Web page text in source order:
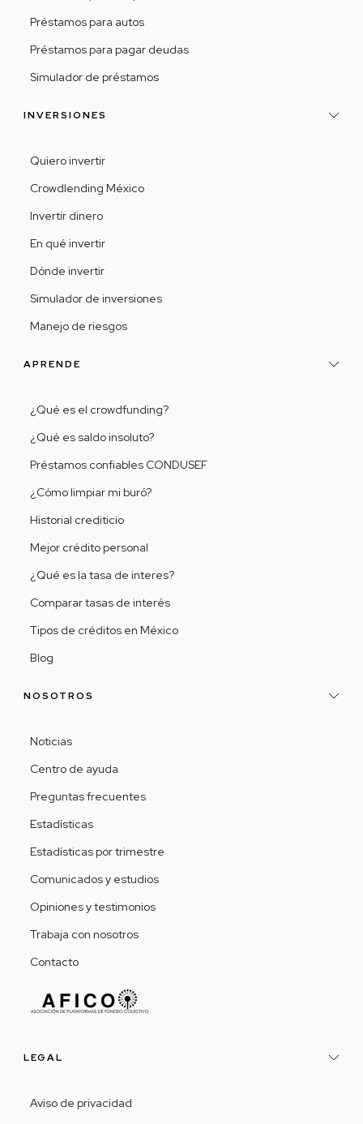
Préstamos para autos
Préstamos para pagar deudas
Simulador de préstamos
INVERSIONES
Quiero invertir
Crowdlending México
Invertir dinero
En qué invertir
Dónde invertir
Simulador de inversiones
Manejo de riesgos
APRENDE
¿Qué es el crowdfunding?
¿Qué es saldo insoluto?
Préstamos confiables CONDUSEF
¿Cómo limpiar mi buró?
Historial crediticio
Mejor crédito personal
¿Qué es la tasa de interes?
Comparar tasas de interés
Tipos de créditos en México
Blog
NOSOTROS
Noticias
Centro de ayuda
Preguntas frecuentes
Estadísticas
Estadísticas por trimestre
Comunicados y estudios
Opiniones y testimonios
Trabaja con nosotros
Contacto
LEGAL
Aviso de privacidad